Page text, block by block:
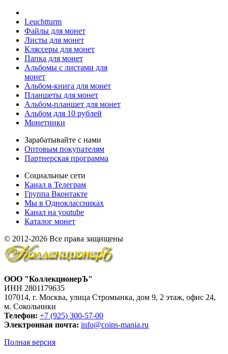
Leuchtturm
Файлы для монет
Листы для монет
Кляссеры для монет
Папка для монет
Альбомы с листами для
монет
Альбом-книга для монет
Планшеты для монет
Альбом-планшет для монет
Альбом для 10 рублей
Монетники
Зарабатывайте с нами
Оптовым покупателям
Партнерская программа
Социальные сети
Канал в Телеграм
Группа Вконтакте
Мы в Одноклассниках
Канал на youtube
Каталог монет
© 2012-2026 Все права защищены
ООО "КоллекционерЪ"
ИНН 2801179635
107014, г. Москва, улица Стромынка, дом 9, 2 этаж, офис 24,
м. Сокольники
Телефон: +7 (925) 300-57-00
Электронная почта: info@coins-mania.ru
Полная версия